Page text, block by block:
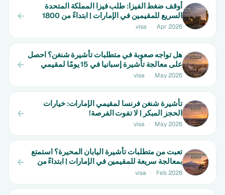
أوقف ضغط الفيزا: طلب فيزا المملكة المتحدة
السريع للمقيمين في الإمارات | ابتداءً من 1800
درهم
visa · Apr 2026
هل تواجه صعوبة في متطلبات تأشيرة شنغن؟ احصل
على معالجة تأشيرة إسبانيا في 15 يومًا لمقيمي
الإمارات! | عرض محدود الوقت
visa · May 2026
تأشيرة شنغن فرنسا لمقيمي الإمارات: خيارات
الحجز المبكر | لا تفوت الفرصة!
visa · May 2026
تعبت من متطلبات تأشيرة اليابان المحيرة؟ استمتع
بمعالجة سريعة للمقيمين في الإمارات | ابتداءً من
650 درهم
visa · Feb 2026